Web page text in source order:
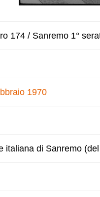
174 / Sanremo 1°
1970
italiana di Sanremo